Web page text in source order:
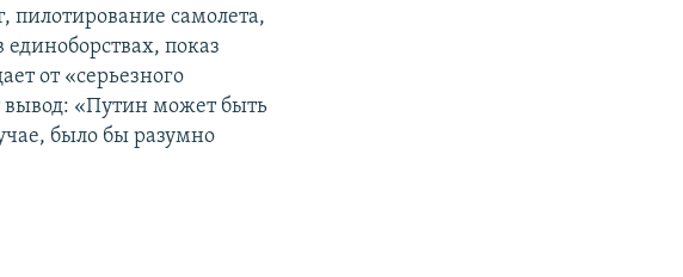
самолета,
показ
от «серьезного
вывод: «Путин может быть
было бы разумно